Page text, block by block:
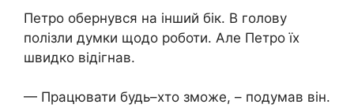
Петро обернувся на інший бік. В голову
полізли думки щодо роботи. Але Петро їх
швидко відігнав.
— Працювати будь–хто зможе, – подумав він.